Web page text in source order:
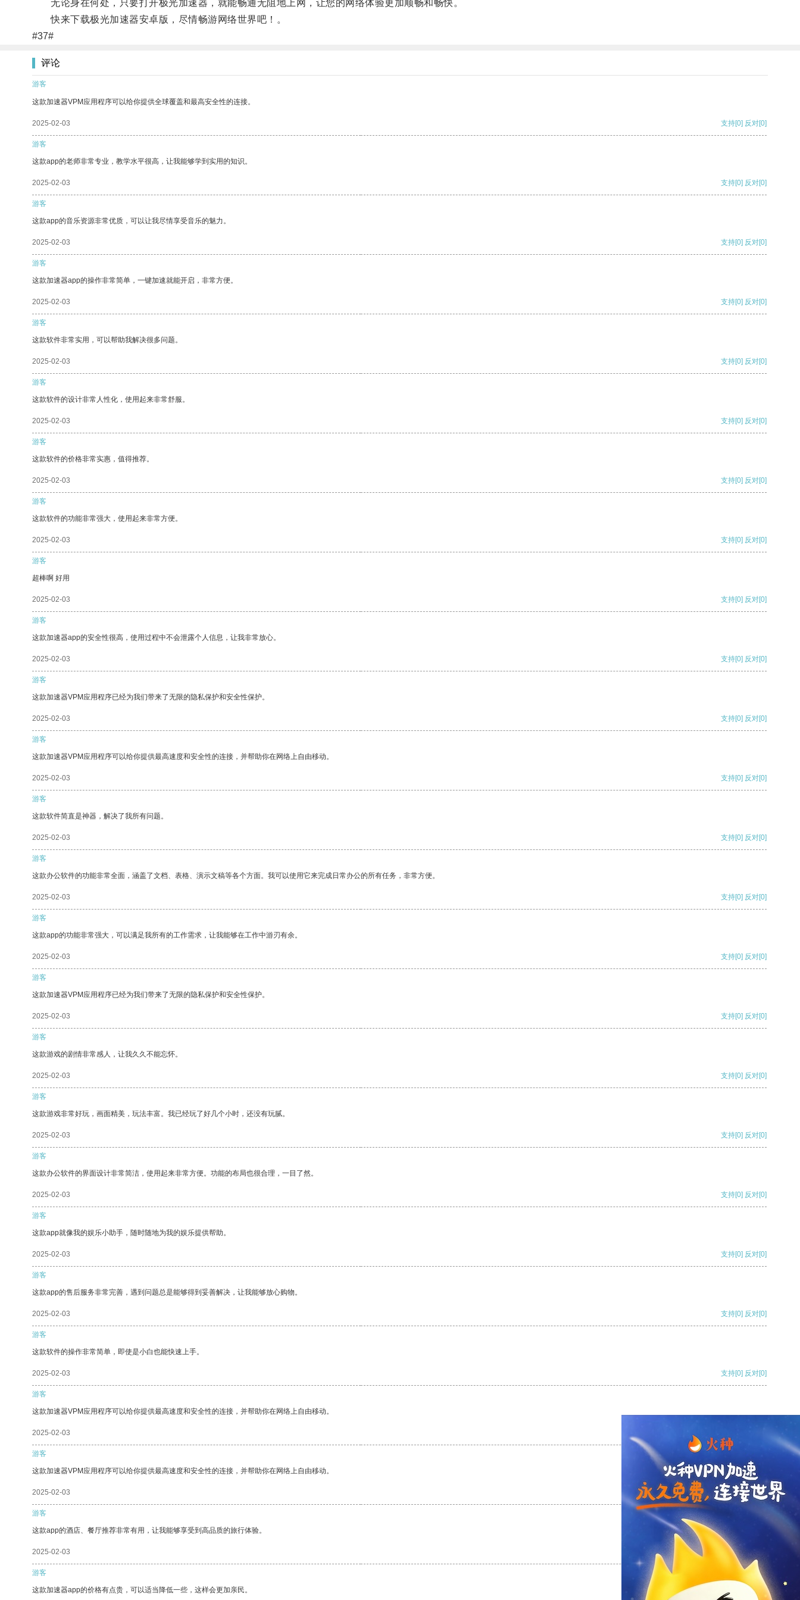
无论身在何处，只要打开极光加速器，就能畅通无阻地上网，让您的网络体验更加顺畅和畅快。
快来下载极光加速器安卓版，尽情畅游网络世界吧！。
#37#
评论
游客
这款加速器VPM应用程序可以给你提供全球覆盖和最高安全性的连接。
2025-02-03 支持[0] 反对[0]
游客
这款app的老师非常专业，教学水平很高，让我能够学到实用的知识。
2025-02-03 支持[0] 反对[0]
游客
这款app的音乐资源非常优质，可以让我尽情享受音乐的魅力。
2025-02-03 支持[0] 反对[0]
游客
这款加速器app的操作非常简单，一键加速就能开启，非常方便。
2025-02-03 支持[0] 反对[0]
游客
这款软件非常实用，可以帮助我解决很多问题。
2025-02-03 支持[0] 反对[0]
游客
这款软件的设计非常人性化，使用起来非常舒服。
2025-02-03 支持[0] 反对[0]
游客
这款软件的价格非常实惠，值得推荐。
2025-02-03 支持[0] 反对[0]
游客
这款软件的功能非常强大，使用起来非常方便。
2025-02-03 支持[0] 反对[0]
游客
超棒啊 好用
2025-02-03 支持[0] 反对[0]
游客
这款加速器app的安全性很高，使用过程中不会泄露个人信息，让我非常放心。
2025-02-03 支持[0] 反对[0]
游客
这款加速器VPM应用程序已经为我们带来了无限的隐私保护和安全性保护。
2025-02-03 支持[0] 反对[0]
游客
这款加速器VPM应用程序可以给你提供最高速度和安全性的连接，并帮助你在网络上自由移动。
2025-02-03 支持[0] 反对[0]
游客
这款软件简直是神器，解决了我所有问题。
2025-02-03 支持[0] 反对[0]
游客
这款办公软件的功能非常全面，涵盖了文档、表格、演示文稿等各个方面。我可以使用它来完成日常办公的所有任务，非常方便。
2025-02-03 支持[0] 反对[0]
游客
这款app的功能非常强大，可以满足我所有的工作需求，让我能够在工作中游刃有余。
2025-02-03 支持[0] 反对[0]
游客
这款加速器VPM应用程序已经为我们带来了无限的隐私保护和安全性保护。
2025-02-03 支持[0] 反对[0]
游客
这款游戏的剧情非常感人，让我久久不能忘怀。
2025-02-03 支持[0] 反对[0]
游客
这款游戏非常好玩，画面精美，玩法丰富。我已经玩了好几个小时，还没有玩腻。
2025-02-03 支持[0] 反对[0]
游客
这款办公软件的界面设计非常简洁，使用起来非常方便。功能的布局也很合理，一目了然。
2025-02-03 支持[0] 反对[0]
游客
这款app就像我的娱乐小助手，随时随地为我的娱乐提供帮助。
2025-02-03 支持[0] 反对[0]
游客
这款app的售后服务非常完善，遇到问题总是能够得到妥善解决，让我能够放心购物。
2025-02-03 支持[0] 反对[0]
游客
这款软件的操作非常简单，即使是小白也能快速上手。
2025-02-03 支持[0] 反对[0]
游客
这款加速器VPM应用程序可以给你提供最高速度和安全性的连接，并帮助你在网络上自由移动。
2025-02-03
游客
这款加速器VPM应用程序可以给你提供最高速度和安全性的连接，并帮助你在网络上自由移动。
2025-02-03 支持 [0] 反对[0]
游客
这款app的酒店、餐厅推荐非常有用，让我能够享受到高品质的旅行体验。
2025-02-03 支持[0] 反对
游客
这款加速器app的价格有点贵，可以适当降低一些，这样会更加亲民。